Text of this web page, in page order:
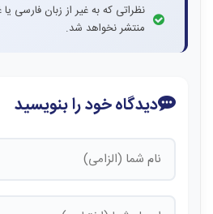
نظراتی که به غیر از زبان فارسی
منتشر نخواهد شد.
دیدگاه خود را بنویسید